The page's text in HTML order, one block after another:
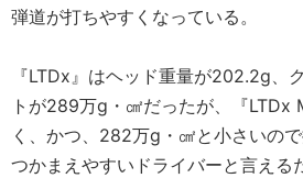
弾道が打ちやすくなっている。
『LTDx』はヘッド重量が202.2g、
トが289万g・㎠だったが、『LTDx
く、かつ、282万g・㎠と小さいの
つかまえやすいドライバーと言える